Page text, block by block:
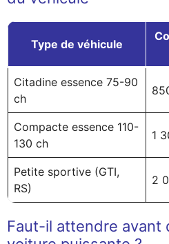
Type de véhicule
Citadine essence 75-90
ch
Compacte essence 110-
130 ch
1
Petite sportive (GTI,
RS)
2
Faut-il attendre avant